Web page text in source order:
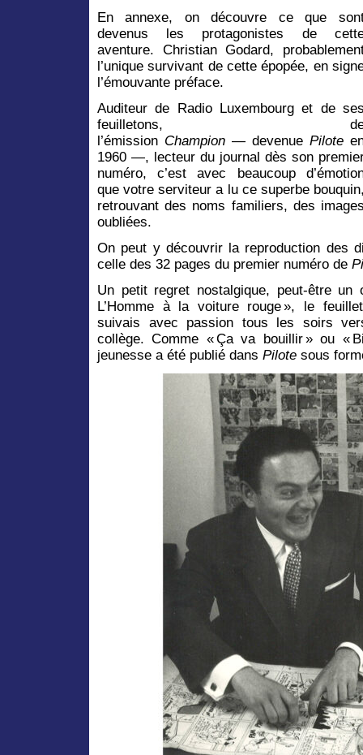
En annexe, on découvre ce que
devenus les protagonistes de
aventure. Christian Godard,
l’unique survivant de cette épopée, en
l’émouvante préface.
Auditeur de Radio Luxembourg et de
feuilletons,
l’émission Champion — devenue Pilote
1960 —, lecteur du journal dès son
numéro, c’est avec beaucoup
que votre serviteur a lu ce superbe
retrouvant des noms familiers, des
oubliées.
On peut y découvrir la reproduction des
celle des 32 pages du premier numéro de
Un petit regret nostalgique, peut-être
L’Homme à la voiture rouge », le
suivais avec passion tous les soirs
collège. Comme « Ça va bouillir » ou «
jeunesse a été publié dans Pilote sous